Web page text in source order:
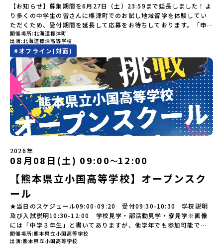
詳細なアレルギー対応希望にはお応えしかねる場合がございます。
対応が必要な場合は必ず事前にご相談ください。・参加取消や急遽
参加できなくなった場合について参加決定後の参加お取り消しはご
遠慮下さい。やむを得ないお取り消しの場合はお早めに事務局まで
ご連絡ください。・キャンセルポリシーやむを得ない参加お取り消
しの場合、以下のルールに沿って対応させていただきます。ご了承
ください。プログラム開催日の前日＜7月17日＞から、【キャンセル
のご連絡日：お支払いいただく旅行代金】・21日目にあたる日以
前：無料・20日目-8日目：20％・7日目-2日目：30％・プログラム
開始日の前日：40％・プログラム開始日当日：50％・ご連絡無しで
の不参加またはプログラム開始後の解除：100％・催行中止について
天候などの状況等によって開催を見合わせる可能性があります。そ
の場合は原則、開催日1週間前までにご連絡いたします。又、最少催
行人数に達しなかった場合は、開催日3週間前までに催行中止の旨を
メールにてご連絡いたします。・よくあるご質問その他、よくある
ご質問についてはこちらをご確認ください。運営団体について＜プ
ログラム主催：一般財団法人地域・教育魅力化プラットフォーム＞
「意志ある若者にあふれる持続可能な地域・社会をつくる」という
ビジョンを掲げ、2017年3月に島根県に設立した教育事業団体で
す。日本全国約200の高校と連携しながら、中学卒業後に地域の枠を
越えて生徒一人ひとりの夢や価値観に合った地域・学校で1〜3年間
過ごすことができるシステム「地域みらい留学」をはじめとした、
教育事業や地域活性モデルをつくり続けています。名 称：一般財
団法人地域・教育魅力化プラットフォーム設 立：2017年3月代表
者：岩本 悠所在地：〒690-0842 島根県松江市東本町二丁目25-6
みらいBASE2階 その他所在地公式HP：http://c-platform.or.jp/
る]YouTube：https://youtu.be/Yt8nd04aNgA?
si=e5erbspvwz5O8_uF 【STEP 2】大樹町プログラム説明会〜
「大樹町」の内容を具体的に深掘りしたい方へ〜全体説明を聞いた
うえで、「大樹町では具体的に何をするの？」「どんな町なの？」
という疑問にお答えする説明会です。大樹町ならではの豊かな文化
や、2泊3日のプログラムの中身をたっぷりとお伝えします。日
時： 5月13日(水) 19：00〜19：40内 容： 大樹町ってどんなとこ
ろ？プログラム詳細解説、質疑応答お申し込み：https://c-
mirai.jp/events/002112お気軽にどうぞ！「はじめての一人旅だ
けど大丈夫？」「どんな体験ができるの？」そんな保護者様の不安
や、中学生のみなさんの素朴な疑問にスタッフが直接お答えしま
す。チャットでの質問も可能ですので、ぜひご自宅からリラックス
してご参加ください。▼お申し込み前に必ずご確認ください・参加
規約への同意プログラムへの参加申し込みいただく前に、「お申し
い。・抽選による参加者決定についてお申込みいただいた方の中か
ら抽選の上、締め切り日から1週間を目途に、お申し込み時に記入い
ただいたメールアドレス宛に「当選／落選メール」をお送りいたし
ます。当選者は、メールに記載された「当選確認フォーム」に３日
ていただきます。当選確認フォームの期日までにご回答いただけな
い場合は、当選を取り消しとさせていただきます。当選取り消しが
あった場合は、繰り上げ当選者へご連絡させていただきます。登録
メールアドレスの変更をご希望の場合は下記の地域みらい留学公式
LINEよりご連絡をお願いします。※受信制限設定をしていると、通
す。【申し込み受付期間】6月1日(月)12：00 から 6月15日(月)
12：00まで疑問も不安もワクワクに変える！「おためし地域留学」
ステップアップ説明会プログラムの内容を詳しく知りたい方や、お
申し込みを迷われている方向けにZoomでのオンライン配信を行い
ます。知りたい情報のレベルに合わせて、以下の2つのステップをご
活用ください。【STEP 1】全体オンライン説明会（アーカイブ動画
を公開中！）〜まずは「おためし地域留学」を知りたい方へ〜日本
全国20以上の地域から選んで参加できる「おためし地域留学」の全
体像や魅力について、説明会を開催しました。中学生一人での参加
にあたり、保護者様が特に気になる「安全面」や「事務局のサポー
ト体制」についても詳しく解説しています。ぜひ、ご自宅からお気
軽にご視聴ください。🎬 [アーカイブ動画を視聴する]YouTube：
https://youtu.be/Yt8nd04aNgA?si=e5erbspvwz5O8_uF
【STEP 2】出水市・出水工業高校プログラム説明会〜「出水市・出
水工業高校」の内容を具体的に深掘りしたい方へ〜全体説明を聞い
たうえで、「出水市では具体的に何をするの？」「どんな町な
の？」という疑問にお答えする説明会です。出水市ならではの豊か
な文化や、2泊3日のプログラムの中身をたっぷりとお伝えします。
日 時： 6月9日日(水)19:00-19:45内 容： 出水市ってどんなとこ
ろ？プログラム詳細解説、質疑応答お申し込み：https://c-
mirai.jp/events/091247お気軽にどうぞ！「はじめての一人旅だ
けど大丈夫？」「どんな体験ができるの？」そんな保護者様の不安
や、中学生のみなさんの素朴な疑問にスタッフが直接お答えしま
す。チャットでの質問も可能ですので、ぜひご自宅からリラックス
してご参加ください。▼お申し込み前に必ずご確認ください・参加
出す挑戦をしてきた町です。今回のプログラムでは、この松川地熱
発電所から吹き出す地熱蒸気を使った「アート体験」をすることが
できます。世界でここだけ！地球のチカラを使った幻想的なグラデ
ーションのアートづくりをぜひ体験してみてください！さらに八幡
平市は自然（山）の恵みを生かした料理がとても美味しい地域で
す。みなさんの地元の味とは違う「岩手の郷土料理」を味わって楽
しんでください🎵今回はこの大自然や文化が魅力的な八幡平市で、
日本全国から集まる中学生や「平舘（たいらだて）高校」の高校生
と一緒にさまざまなアクティビティを体験していただきます。他に
はないスペシャルな魅力がギュッと詰まった岩手県八幡平市で五感
を使いながら、まちの魅力を一緒に探究してみませんか？地域と一
体になり「開拓者精神」を育む！「平舘（たいらだて）高校」と
は？今回のプログラムを一緒に過ごしてくれる高校生は「平舘（た
いらだて）高校」の生徒たち。この高校の特徴は「地域と一体にな
った探究教育」と「自分で考えて動くチカラを大切にしている」こ
自身が「探究プロジェクト」を企画し取り組むユニークな高校で
す。机の上で勉強するだけではない、実践的な探究やフィールドワ
ークを楽しむことができます。今回は、そんなエネルギッシュに活
躍する高校生と一緒に交流したり対話をしながら、町の文化・料理
を楽しみ、高校での活動のイメージをもつことができる絶好の機
会！この地域でしか味わえない豊かな体験をぜひ楽しんでください
🎵体験のおすすめポイント体験プログラム内容（予定）＜1日目＞
（PM）「オリエンテーション」「地熱染色・発電所見学」 -八幡
平市の自然を知る -地球のチカラを使ったアートづくり「ペンショ
ンで夕食」「1日目の振り返り」「星空観察」※希望者＜2日目＞
【お知らせ】募集期間を6月27日（土）23:59まで延長しました！よ
り多くの中学生の皆さんに標津町でのお試し地域留学を体験してい
ただくため、受付期間を延長して応募をお待ちしております。「申
し込みのタイミングを逃してしまった」という方も、この機会にぜ
ひ一歩踏み出してみませんか？※都合により締め切りを早める場合
がございます。お早目にご応募ください！-------奨学金のお知らせ-
------＼返還不要・3年間最大72万／💡北海道の高校留学に【毎月2
万円】の給付型奨学金～夢に向かって一歩踏み出す、あなたの未来
を応援！～ 詳細・条件はこちらから-----------------------------
----＜体験費・宿泊費が無料！＞一万年前から続く自然と人の暮らし
が今も残る町！広大な自然と生き物とともに生きる豊かさに触れ、
まちの暮らしを一緒に体験してみませんか？「地元以外の地域の暮
らしが気になる。いつか留学してみたい！」「大自然と生き物が好
き！興味がある！」「自分の進学や将来の可能性をもっとひらきた
い！」そんな中学生のみなさんにおすすめ！「おためし地域留学体
験」は、日本全国約200の高校と連携し、地域の枠を超えて学校生活
を送る「地域みらい留学」をプチ体験できるプログラムです。はじ
めてのひとり旅でも安心！現地でもスタッフがしっかりとサポート
いたします。今回のフィールドは「北海道 標津町（しべつちょ
う）」北海道の東に位置する標津町（しべつちょう）は人口 約
4,600人の町。東の水平線の奥に見えるのは北方領土の国後島（くな
しりとう）、西には世界遺産に認定されている秘境・知床半島（し
れとこはんとう）、鶴や白鳥など珍しい野鳥の宝庫である野付半島
（のつけはんとう）をながめることができ、ミルクの里の牧草地が
広がる牛の酪農（らくのう）もさかんで、海と緑と川の自然と生き
開催場所 北海道標津町
出演 北海道標津高等学校
#オフライン(対面)
2026年
08月08日(土) 09:00〜12:00
【熊本県立小国高等学校】オープンスク
ール
★当日のスケジュール09:00-09:20 受付09:30-10:30 学校説明
及び入試説明10:30-12:00 学校見学・部活動見学・寮見学※画像
には「中学３年生」と書いてありますが、他学年でも参加可能で
す！
開催場所 熊本県立小国高等学校
出演 熊本県立小国高等学校